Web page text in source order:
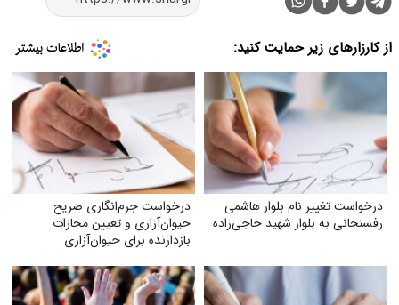
از کارزارهای زیر حمایت کنید:
درخواست تغییر نام بلوار هاشمی
رفسنجانی به بلوار شهید حاجی‌زاده
درخواست جرم‌انگاری صریح
حیوان‌آزاری و تعیین مجازات
بازدارنده برای حیوان‌آزاری